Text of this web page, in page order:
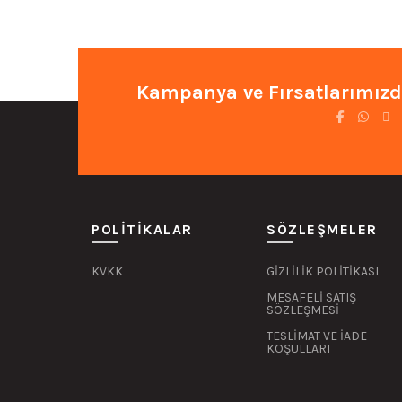
Kampanya ve
POLITIKALAR
KVKK
SÖZLEŞMELER
GİZLİLİK POLİTİKASI
MESAFELİ SATIŞ
SÖZLEŞMESİ
TESLİMAT VE İADE
KOŞULLARI